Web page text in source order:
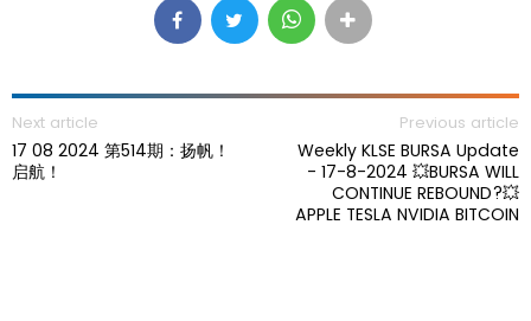
Next article
17 08 2024 第514期：扬帆！
启航！
Previous article
Weekly KLSE BURSA Update
- 17-8-2024 💥BURSA WILL
CONTINUE REBOUND?💥
APPLE TESLA NVIDIA BITCOIN